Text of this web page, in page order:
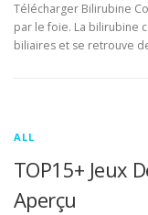
Télécharger Bilirubine
par le foie. La bilirubine
biliaires et se retrouve
ALL
TOP15+ Jeux
Aperçu